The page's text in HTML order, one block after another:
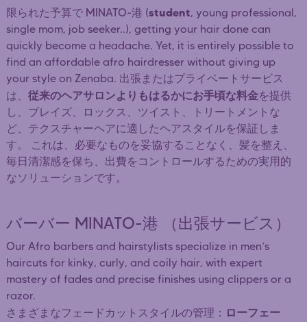
限られた予算で MINATO-港 (student, young professional,
single mom, job seeker..), getting your hair done can
quickly become a headache. Yet, it is entirely possible to
find an affordable afro hairdresser without giving up
your style on Zenaba. 出張またはプライベートサービス
は、 従来のヘアサロンよりもはるかにお手頃な料金を提供
し、ブレイズ、ロックス、ツイスト、トリートメントな
ど、テクスチャーヘアに適したヘアスタイルを保証しま
す。 これは、必要なものを妥協することなく、髪を整え、
毎日清潔感を保ち、出費をコントロールするための実用的
なソリューションです。
バーバー MINATO-港 （出張サービス）
Our Afro barbers and hairstylists specialize in men’s
haircuts for kinky, curly, and coily hair, with expert
mastery of fades and precise finishes using clippers or a
razor.
さまざまなフェードカットスタイルの管理： ローフェー